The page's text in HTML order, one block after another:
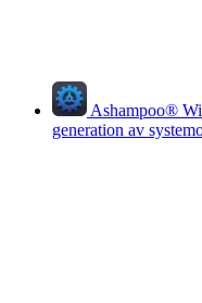
Ashampoo®
generation av